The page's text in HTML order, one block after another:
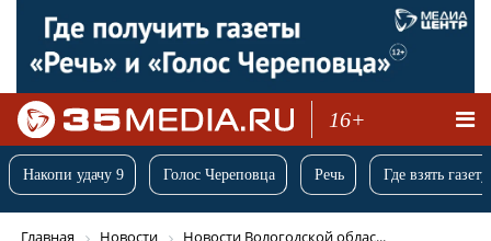
16+
Накопи удачу 9 Голос Череповца Речь Где взять
Главная Новости
Новости Вологодской облас...